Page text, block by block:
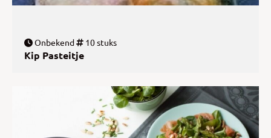
Onbekend 10 stuks
Kip Pasteitje